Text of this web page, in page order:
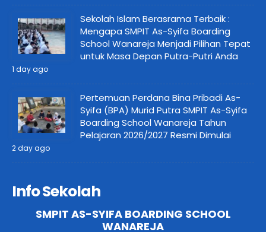
Sekolah Islam Berasrama Terbaik :
Mengapa SMPIT As-Syifa Boarding
School Wanareja Menjadi Pilihan Tepat
untuk Masa Depan Putra-Putri Anda
1 day ago
Pertemuan Perdana Bina Pribadi As-
Syifa (BPA) Murid Putra SMPIT As-Syifa
Boarding School Wanareja Tahun
Pelajaran 2026/2027 Resmi Dimulai
2 day ago
Info Sekolah
SMPIT AS-SYIFA BOARDING SCHOOL
WANAREJA